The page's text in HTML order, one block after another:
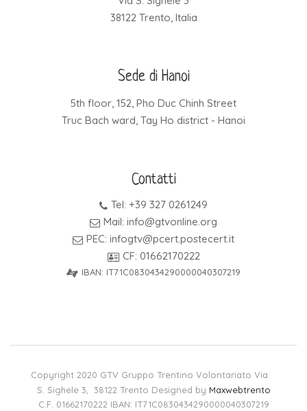
38122 Trento, Italia
Sede di Hanoi
5th floor, 152, Pho Duc Chinh Street
Truc Bach ward, Tay Ho district - Hanoi
Contatti
Tel: +39 327 0261249
Mail: info@gtvonline.org
PEC: infogtv@pcert.postecert.it
CF: 01662170222
IBAN: IT71C0830434290000040307219
Copyright 2020 GTV Gruppo Trentino Volontariato Via
S. Sighele 3, 38122 Trento Designed by Maxwebtrento
C.F. 01662170222 IBAN: IT71C0830434290000040307219